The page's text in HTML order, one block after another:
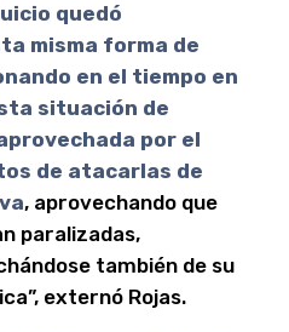
quedó
misma forma de
en el tiempo en
situación de
por el
de atacarlas de
, aprovechando que
paralizadas,
también de su
externó Rojas.